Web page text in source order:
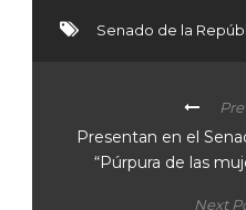
Senado de la
Presentan en el
“Púrpura de las
Next